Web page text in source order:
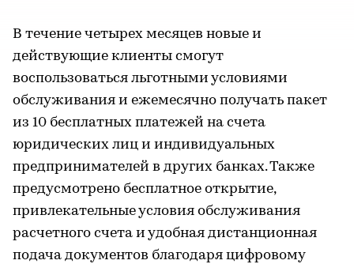
В течение четырех месяцев новые и
действующие клиенты смогут
воспользоваться льготными условиями
обслуживания и ежемесячно получать пакет
из 10 бесплатных платежей на счета
юридических лиц и индивидуальных
предпринимателей в других банках. Также
предусмотрено бесплатное открытие,
привлекательные условия обслуживания
расчетного счета и удобная дистанционная
подача документов благодаря цифровому